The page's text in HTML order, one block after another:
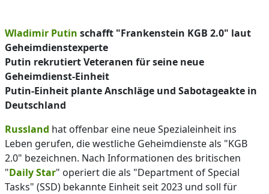
Wladimir Putin schafft "Frankenstein KGB 2.0" laut
Geheimdienstexperte
Putin rekrutiert Veteranen für seine neue
Geheimdienst-Einheit
Putin-Einheit plante Anschläge und Sabotageakte in
Deutschland
Russland hat offenbar eine neue Spezialeinheit ins
Leben gerufen, die westliche Geheimdienste als "KGB
2.0" bezeichnen. Nach Informationen des britischen
"Daily Star" operiert die als "Department of Special
Tasks" (SSD) bekannte Einheit seit 2023 und soll für